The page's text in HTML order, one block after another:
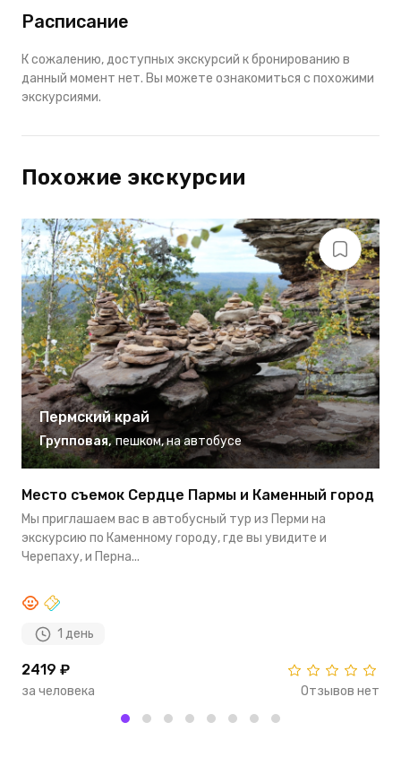
Расписание
К сожалению, доступных экскурсий к бронированию в
данный момент нет. Вы можете ознакомиться с похожими
экскурсиями.
Похожие экскурсии
Пермский край
Групповая, пешком, на автобусе
Место съемок Сердце Пармы и Каменный город
Мы приглашаем вас в автобусный тур из Перми на
экскурсию по Каменному городу, где вы увидите и
Черепаху, и Перна...
1 день
2419 ₽
за человека Отзывов нет